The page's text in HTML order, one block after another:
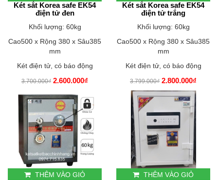
Két sắt Korea safe EK54
điện tử đen
Khối lượng: 60kg
Cao500 x Rộng 380 x Sâu385
mm
Két điện tử, có báo động
3.700.000₫ 2.600.000₫
Két sắt Korea safe EK54
điện tử trắng
Khối lượng: 60kg
Cao500 x Rộng 380 x Sâu385
mm
Két điện tử, có báo động
3.799.000₫ 2.800.000₫
THÊM VÀO GIỎ THÊM VÀO GIỎ